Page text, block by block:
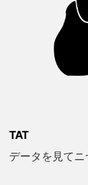
TAT
データを見てニ